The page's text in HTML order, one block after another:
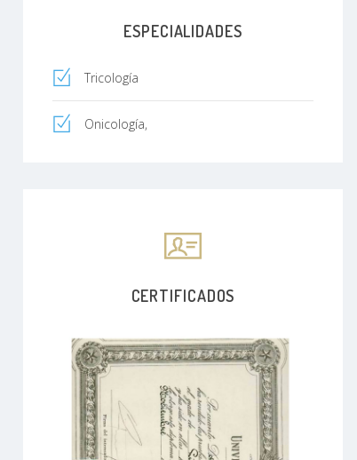
ESPECIALIDADES
Tricología
Onicología,
CERTIFICADOS